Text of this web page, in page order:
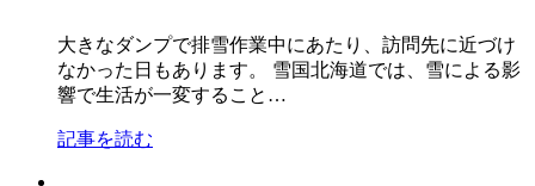
大きなダンプで排雪作業中にあたり、訪問先に近づけ
なかった日もあります。 雪国北海道では、雪による影
響で生活が一変すること…
記事を読む